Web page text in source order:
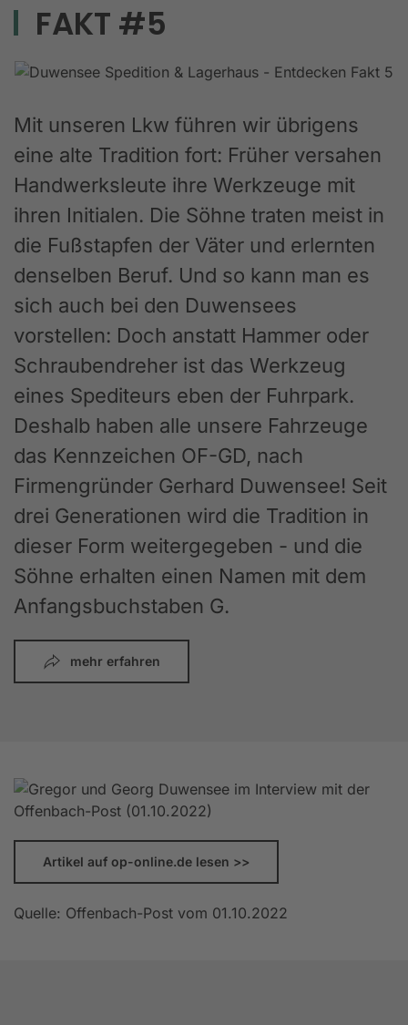
FAKT #5
Mit unseren Lkw führen wir übrigens
eine alte Tradition fort: Früher versahen
Handwerksleute ihre Werkzeuge mit
ihren Initialen. Die Söhne traten meist in
die Fußstapfen der Väter und erlernten
denselben Beruf. Und so kann man es
sich auch bei den Duwensees
vorstellen: Doch anstatt Hammer oder
Schraubendreher ist das Werkzeug
eines Spediteurs eben der Fuhrpark.
Deshalb haben alle unsere Fahrzeuge
das Kennzeichen OF-GD, nach
Firmengründer Gerhard Duwensee! Seit
drei Generationen wird die Tradition in
dieser Form weitergegeben - und die
Söhne erhalten einen Namen mit dem
Anfangsbuchstaben G.
mehr erfahren
Artikel auf op-online.de lesen >>
Quelle: Offenbach-Post vom 01.10.2022